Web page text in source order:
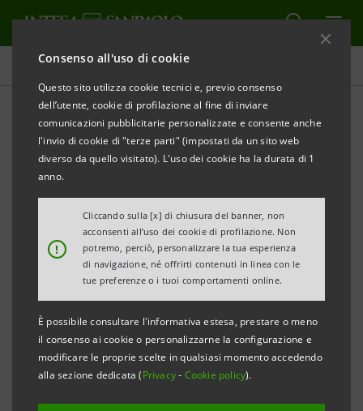
Consenso all'uso di cookie
Questo sito utilizza cookie tecnici e, previo consenso
dell’utente, cookie di profilazione al fine di inviare
comunicazioni pubblicitarie personalizzate e consente anche
l'invio di cookie di "terze parti" (impostati da un sito web
diverso da quello visitato). L'uso dei cookie ha la durata di 1
anno.
!
Cliccando sulla [x] di chiusura del banner, non
acconsenti all’uso dei cookie di profilazione. Non
potremo, perciò, personalizzare la tua esperienza
di navigazione, né offrirti contenuti in linea con le
tue preferenze o i tuoi comportamenti online.
È possibile consultare l'informativa estesa, prestare o meno
il consenso ai cookie o personalizzarne la configurazione e
modificare le proprie scelte in qualsiasi momento accedendo
alla sezione dedicata (Privacy- Cookie policy).
Tutti i progetti
CULTURA
Sergio Castellitto nei panni
di Zorro di Margaret
Mazzantini